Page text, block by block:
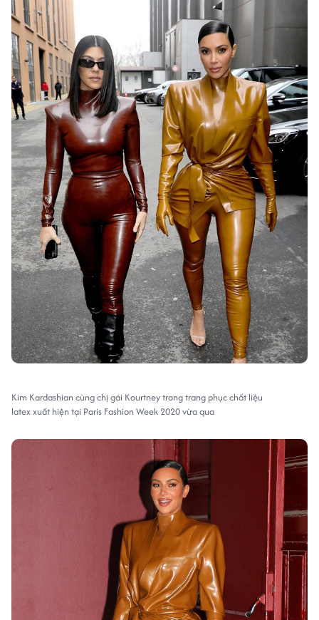
Kim Kardashian cùng chị gái Kourtney trong trang phục chất liệu
latex xuất hiện tại Paris Fashion Week 2020 vừa qua